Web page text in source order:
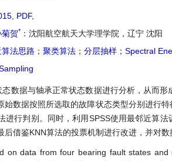
PDF,
菊贺* ：沈阳航空航天大学理学院，辽宁 沈阳
法思路 ； 聚类算法 ； 分层抽样 ； Spectral
数据与轴承正常状态数据进行分析，从而
始数据按照所选取的故障状态类型分别进行
进行判别。同时，利用SPSS使用最邻近算
借鉴KNN算法的投票机制进行改进，并对数
on data from four bearing fault states